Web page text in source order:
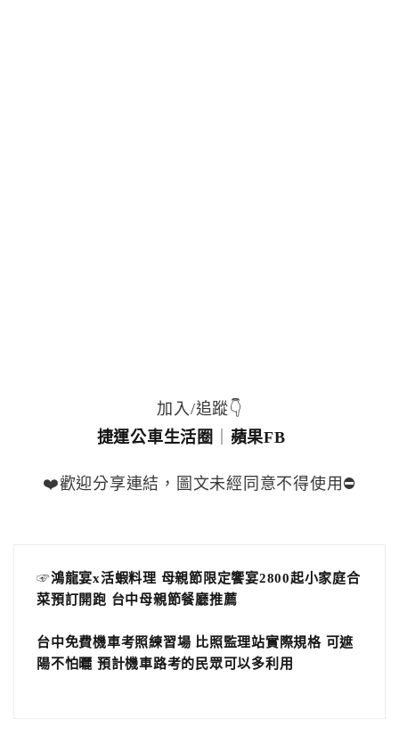
加入/追蹤👇
捷運公車生活圈
蘋果FB
❤️歡迎分享連結，圖文未經同意不得使用⛔️
☞鴻龍宴x活蝦料理 母親節限定饗宴2800起小家庭合
菜預訂開跑 台中母親節餐廳推薦
台中免費機車考照練習場 比照監理站實際規格 可遮
陽不怕曬 預計機車路考的民眾可以多利用